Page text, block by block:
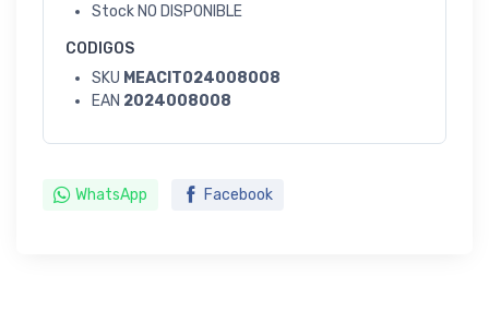
Stock NO DISPONIBLE
CODIGOS
SKU MEACIT024008008
EAN 2024008008
WhatsApp Facebook